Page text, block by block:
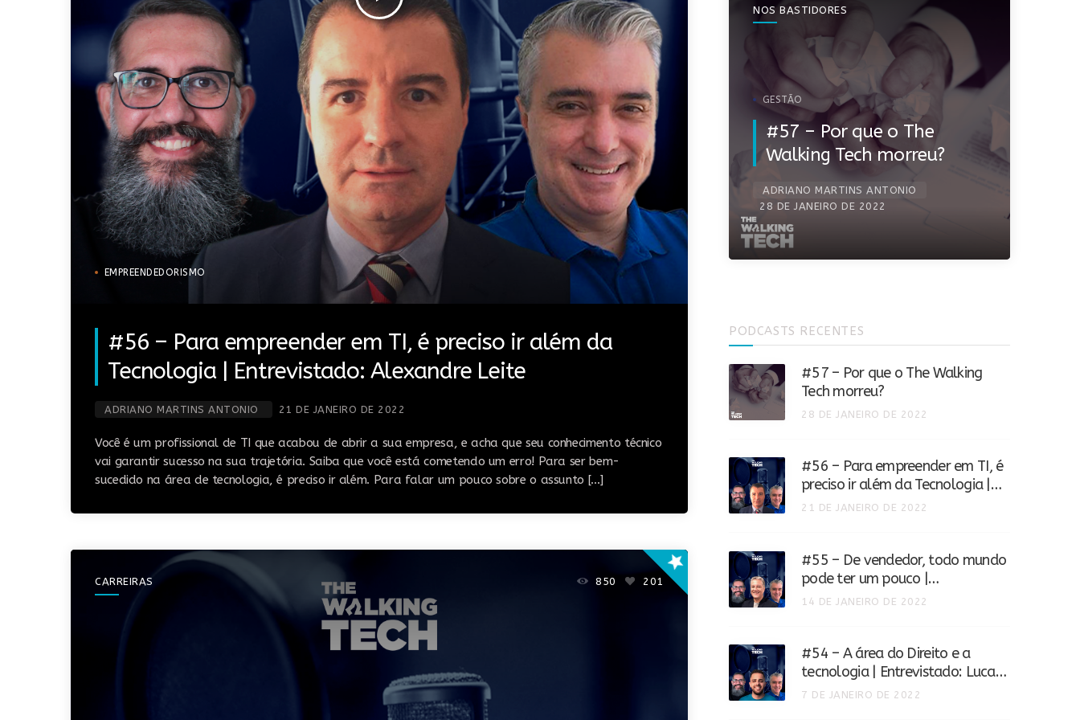
EMPREENDEDORISMO
#56 – Para empreender em TI, é preciso ir além da
Tecnologia | Entrevistado: Alexandre Leite
ADRIANO MARTINS ANTONIO 21 DE JANEIRO DE 2022
Você é um profissional de TI que acabou de abrir a sua empresa, e acha que seu conhecimento técnico
vai garantir sucesso na sua trajetória. Saiba que você está cometendo um erro! Para ser bem-
sucedido na área de tecnologia, é preciso ir além. Para falar um pouco sobre o assunto […]
CARREIRAS 850 201
star
NOS BASTIDORES
GESTÃO
#57 – Por que o The
Walking Tech morreu?
ADRIANO MARTINS ANTONIO
28 DE JANEIRO DE 2022
PODCASTS RECENTES
#57 – Por que o The Walking
Tech morreu?
28 DE JANEIRO DE 2022
#56 – Para empreender em TI, é
preciso ir além da Tecnologia |
Entrevistado: Alexandre Leite
21 DE JANEIRO DE 2022
#55 – De vendedor, todo mundo
pode ter um pouco |
Entrevistado: Marco Aurélio
14 DE JANEIRO DE 2022
#54 – A área do Direito e a
tecnologia | Entrevistado: Lucas
Euzébio
7 DE JANEIRO DE 2022